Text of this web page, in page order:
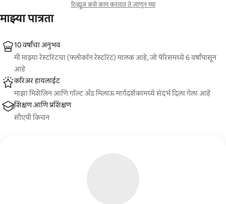
रिव्ह्यूज कसे काम करतात ते जाणून घ्या
माझ्या पात्रता
10 वर्षांचा अनुभव
मी माझ्या रेस्टॉरंटचा (फ्लोकॉन रेस्टॉरंट) मालक आहे, जो पॅरिसमध्ये 6 वर्षांपासून
आहे
करिअर हायलाईट
माझा मिशेलिन आणि गॉल्ट अँड मिलाऊ मार्गदर्शकामध्ये संदर्भ दिला गेला आहे
शिक्षण आणि प्रशिक्षण
सीएपी किचन